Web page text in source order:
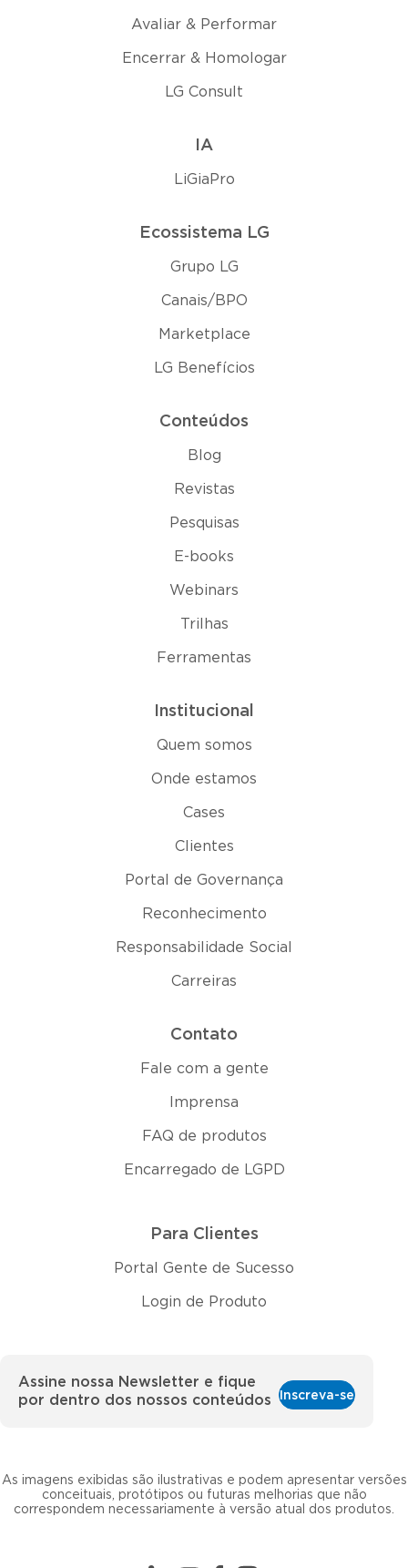
Avaliar & Performar
Encerrar & Homologar
LG Consult
IA
LiGiaPro
Ecossistema LG
Grupo LG
Canais/BPO
Marketplace
LG Benefícios
Conteúdos
Blog
Revistas
Pesquisas
E-books
Webinars
Trilhas
Ferramentas
Institucional
Quem somos
Onde estamos
Cases
Clientes
Portal de Governança
Reconhecimento
Responsabilidade Social
Carreiras
Contato
Fale com a gente
Imprensa
FAQ de produtos
Encarregado de LGPD
Para Clientes
Portal Gente de Sucesso
Login de Produto
As imagens exibidas são ilustrativas e podem apresentar versões
conceituais, protótipos ou futuras melhorias que não
correspondem necessariamente à versão atual dos produtos.
Assine nossa Newsletter e fique
por dentro dos nossos conteúdos
Inscreva-se